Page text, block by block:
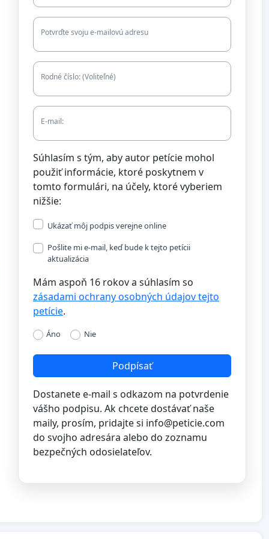
Potvrďte svoju e-mailovú adresu
Rodné číslo: (Voliteľné)
E-mail:
Súhlasím s tým, aby autor petície mohol
použiť informácie, ktoré poskytnem v
tomto formulári, na účely, ktoré vyberiem
nižšie:
Ukázať môj podpis verejne online
Pošlite mi e-mail, keď bude k tejto petícii
aktualizácia
Mám aspoň 16 rokov a súhlasím so
zásadami ochrany osobných údajov tejto
petície.
Áno Nie
Podpísať
Dostanete e-mail s odkazom na potvrdenie
vášho podpisu. Ak chcete dostávať naše
maily, prosím, pridajte si info@peticie.com
do svojho adresára alebo do zoznamu
bezpečných odosielateľov.